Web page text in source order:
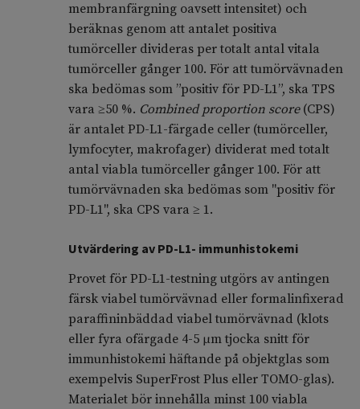
membranfärgning oavsett intensitet) och
beräknas genom att antalet positiva
tumörceller divideras per totalt antal vitala
tumör­celler gånger 100. För att tumörvävnaden
ska bedömas som ”positiv för PD-L1”, ska TPS
vara ≥50 %. Combined proportion score(CPS)
är antalet PD-L1-färgade celler (tumörceller,
lymfocyter, makrofager) dividerat med totalt
antal viabla tumörceller gånger 100. För att
tumörvävnaden ska bedömas som "positiv för
PD-L1", ska CPS vara ≥ 1.
Utvärdering av PD-L1- immunhistokemi
Provet för PD-L1-testning utgörs av antingen
färsk viabel tumörvävnad eller formalinfixerad
paraffininbäddad viabel tumörvävnad (klots
eller fyra ofärgade 4-5 μm tjocka snitt för
immunhistokemi häftande på objektglas som
exempel­vis SuperFrost Plus eller TOMO-glas).
Materialet bör innehålla minst 100 viabla